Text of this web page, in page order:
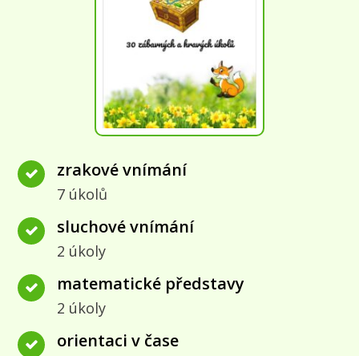
zrakové vnímání
7 úkolů
sluchové vnímání
2 úkoly
matematické představy
2 úkoly
orientaci v čase